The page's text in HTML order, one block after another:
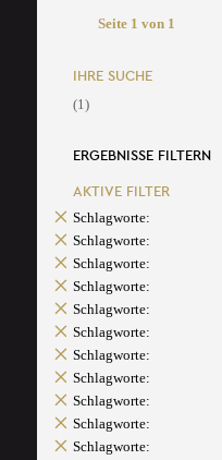
Seite 1 von 1
IHRE SUCHE
(1)
ERGEBNISSE FILTERN
AKTIVE FILTER
Schlagworte:
Schlagworte:
Schlagworte:
Schlagworte:
Schlagworte:
Schlagworte:
Schlagworte:
Schlagworte:
Schlagworte:
Schlagworte:
Schlagworte: